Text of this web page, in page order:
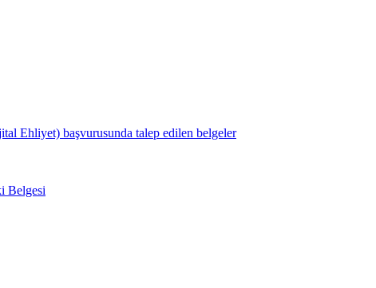
Ehliyet) başvurusunda talep edilen belgeler
Belgesi